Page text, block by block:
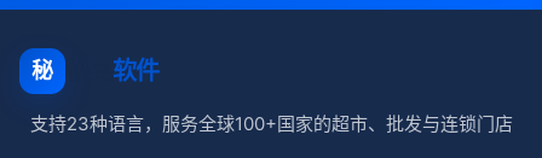
秘 软件
支持23种语言，服务全球100+国家的超市、批发与连锁门店